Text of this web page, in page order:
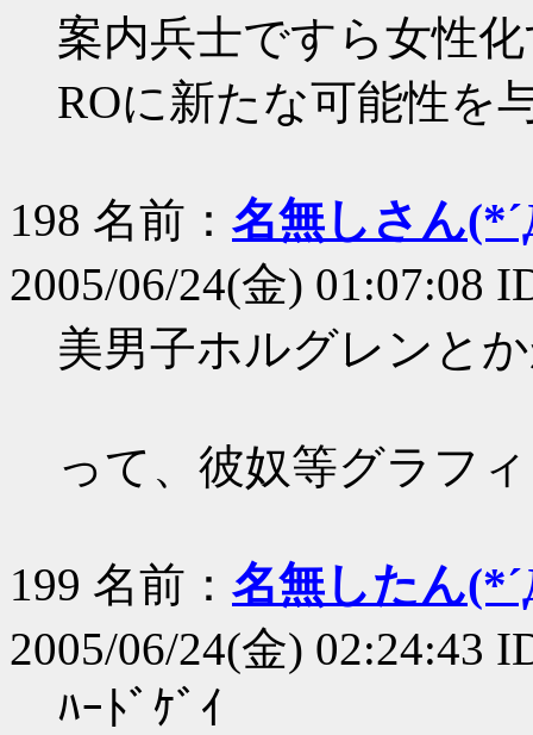
案内兵士ですら女性
ROに新たな可能性
198 名前： 名無しさん
2005/06/24(金) 01:07:08
美男子ホルグレンと
って、彼奴等グラフ
199 名前： 名無したん
2005/06/24(金) 02:24:43
ﾊｰﾄﾞｹﾞｲ